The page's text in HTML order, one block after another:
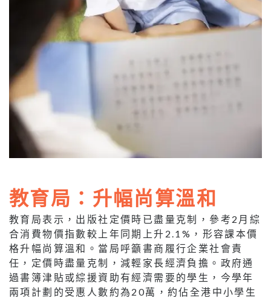
教育局：升幅尚算溫和
教育局表示，出版社定價時已盡量克制，參考2月綜
合消費物價指數較上年同期上升2.1%，形容課本價
格升幅尚算溫和。當局呼籲書商履行企業社會責
任，定價時盡量克制，減輕家長經濟負擔。政府通
過書簿津貼或綜援資助有經濟需要的學生，今學年
兩項計劃的受惠人數約為20萬，約佔全港中小學生